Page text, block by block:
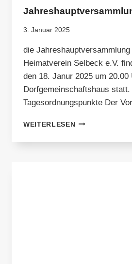
3. Januar 2025
die
Heimatverein Selbeck e.V.
den 18. Janur 2025 um 20.00
Dorfgemeinschaftshaus statt.
Tagesordnungspunkte Der
WEITERLESEN